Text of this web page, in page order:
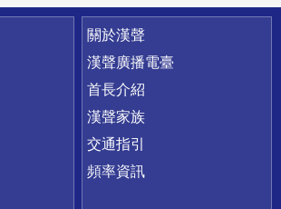
關於漢聲
漢聲廣播電臺
首長介紹
漢聲家族
交通指引
頻率資訊